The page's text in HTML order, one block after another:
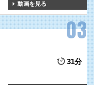
動画を見る
31分